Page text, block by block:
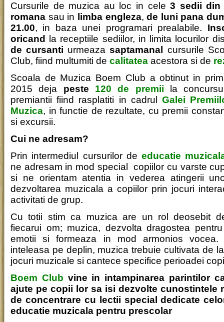
Cursurile de muzica au loc in cele3 sedii din
romana sau in limba engleza, de luni pana
21.00, in baza unei programari prealabile.
oricand
la receptiile sediilor, in limita locurilor
de cursanti urmeazasaptamanal
cursurile
Club, fiind multumiti de calitatea acestora si de
Scoala de Muzica Boem Club a obtinut in
2015 deja peste 120 de premii la
premiantii fiind rasplatiti in cadrulGalei
Muzica, in functie de rezultate, cu premii
si excursii.
Cui ne adresam?
Prin intermediul cursurilor deeducatie
ne adresam in mod special copiilor cu varste
si ne orientam atentia in vederea atingerii
dezvoltarea muzicala a copiilor prin jocuri
activitati de grup.
Cu totii stim ca muzica are un rol deosebit
fiecarui om; muzica, dezvolta dragostea
emotii si formeaza in mod armonios
inteleasa pe deplin, muzica trebuie cultivata de
jocuri muzicale si cantece specifice perioadei
Boem Club vine in intampinarea parintilor
ajute pe copii lor sa isi dezvolte cunostintele
de concentrare cu lectii special dedicate
educatie muzicala pentru prescolar